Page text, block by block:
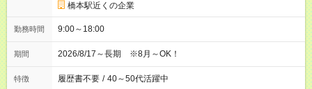
橋本駅近くの企業
勤務時間 9:00～18:00
期間 2026/8/17～長期 ※8月～OK！
特徴 履歴書不要 / 40～50代活躍中